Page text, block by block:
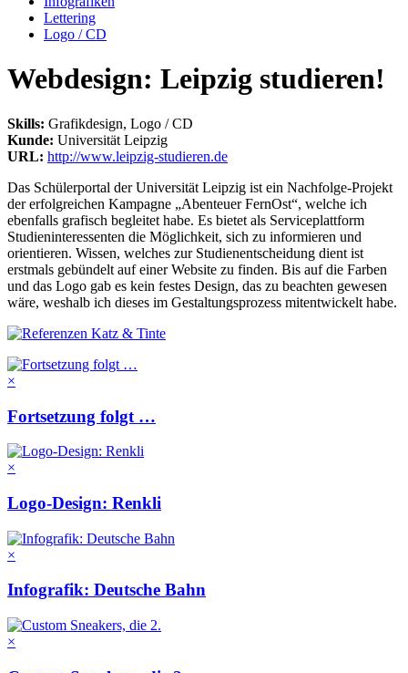
Lettering
Logo / CD
Webdesign: Leipzig studieren!
Skills: Grafikdesign, Logo / CD
Kunde: Universität Leipzig
URL: http://www.leipzig-studieren.de
Das Schülerportal der Universität Leipzig ist ein Nachfolge-Projekt
der erfolgreichen Kampagne „Abenteuer FernOst“, welche ich
ebenfalls grafisch begleitet habe. Es bietet als Serviceplattform
Studieninteressenten die Möglichkeit, sich zu informieren und
orientieren. Wissen, welches zur Studienentscheidung dient ist
erstmals gebündelt auf einer Website zu finden. Bis auf die Farben
und das Logo gab es kein festes Design, das zu beachten gewesen
wäre, weshalb ich dieses im Gestaltungsprozess mitentwickelt habe.
×
Fortsetzung folgt …
×
Logo-Design: Renkli
×
Infografik: Deutsche Bahn
×